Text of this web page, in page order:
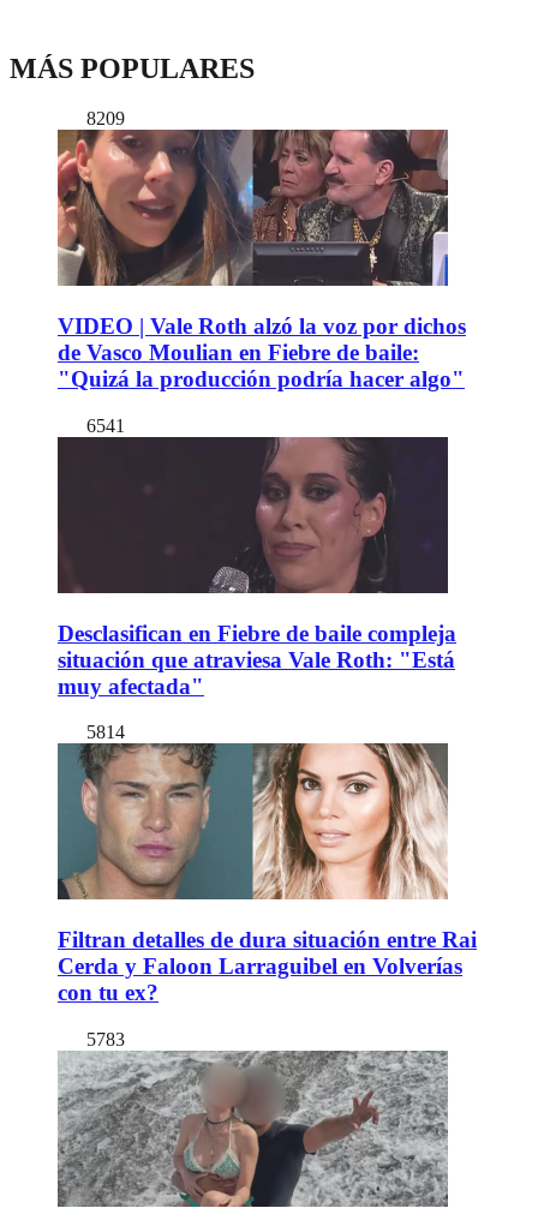
MÁS POPULARES
8209
VIDEO | Vale Roth alzó la voz por dichos
de Vasco Moulian en Fiebre de baile:
"Quizá la producción podría hacer algo"
6541
Desclasifican en Fiebre de baile compleja
situación que atraviesa Vale Roth: "Está
muy afectada"
5814
Filtran detalles de dura situación entre Rai
Cerda y Faloon Larraguibel en Volverías
con tu ex?
5783